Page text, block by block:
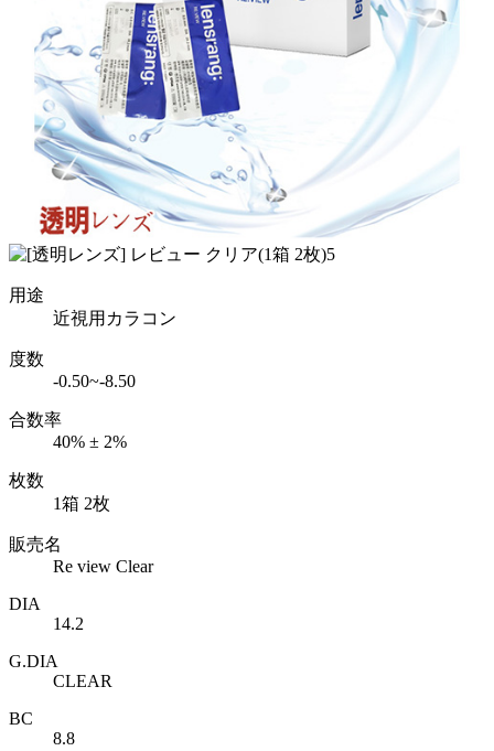
用途
近視用カラコン
度数
-0.50~-8.50
合数率
40% ± 2%
枚数
1箱 2枚
販売名
Re view Clear
DIA
14.2
G.DIA
CLEAR
BC
8.8